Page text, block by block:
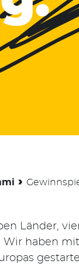
›
Länder,
haben